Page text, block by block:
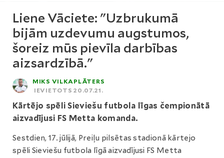
Liene Vāciete: "Uzbrukumā
bijām uzdevumu augstumos,
šoreiz mūs pievīla darbības
aizsardzībā."
MIKS VILKAPLĀTERS
IEVIETOTS 20.07.21.
Kārtējo spēli Sieviešu futbola līgas čempionātā
aizvadījusi FS Metta komanda.
Sestdien, 17. jūlijā, Preiļu pilsētas stadionā kārtejo
spēli Sieviešu futbola līgā aizvadījusi FS Metta